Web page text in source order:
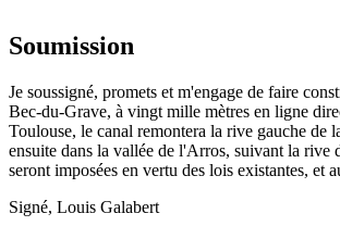
Soumission
Je soussigné, promets et m'engage de faire
Bec-du-Grave, à vingt mille mètres en ligne
Toulouse, le canal remontera la rive gauche de
ensuite dans la vallée de l'Arros, suivant la
seront imposées en vertu des lois existantes, et
Signé, Louis Galabert